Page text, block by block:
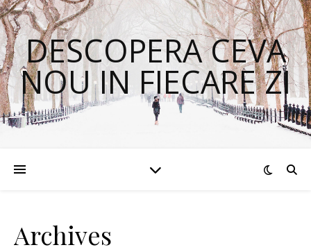
DESCOPERA CEVA
NOU IN FIECARE ZI
Archives